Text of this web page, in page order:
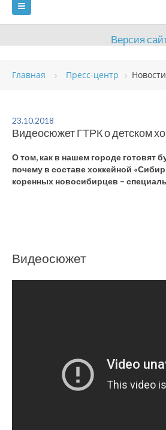
Версия
ГЛАВНАЯ СВЕДЕНИЯ ОБ
ОБЪЕКТЫ
ПЛАТНЫЕ УСЛУГИ КОНТАКТЫ
Главная Пресс-центр Новости
23.10.2018
Видеосюжет ГТРК о детском
О том, как в нашем городе готовят
почему в составе хоккейной
коренных новосибирцев –
Видеосюжет